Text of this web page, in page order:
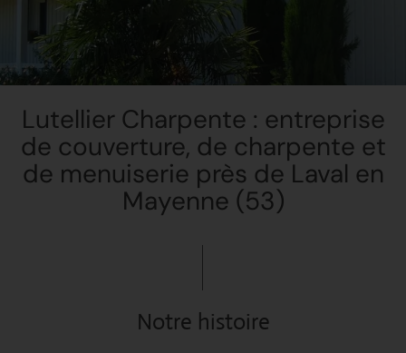
Lutellier Charpente : entreprise
de couverture, de charpente et
de menuiserie près de Laval en
Mayenne (53)
Notre histoire